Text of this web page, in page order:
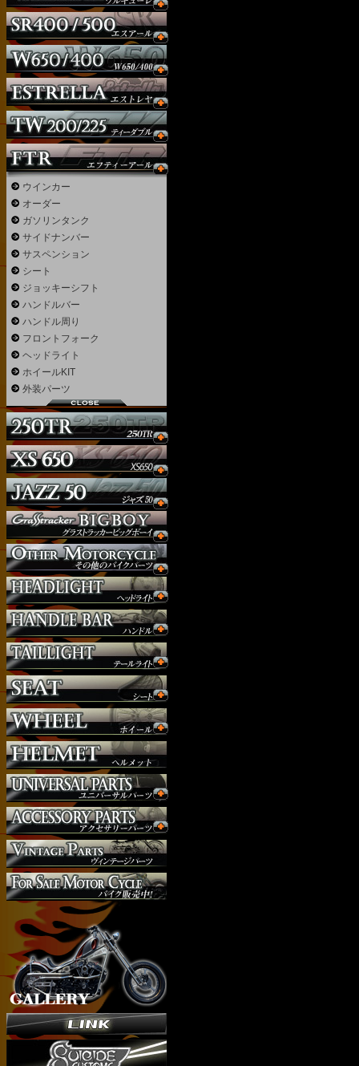
ウインカー
オーダー
ガソリンタンク
サイドナンバー
サスペンション
シート
ジョッキーシフト
ハンドルバー
ハンドル周り
フロントフォーク
ヘッドライト
ホイールKIT
外装パーツ
ウインカー
オーダー
ガソリンタンク
サイドナンバー
サスペンション
シート
ジョッキーシフト
ハンドルバー
ハンドル周り
ヘッドライト
マフラー
外装パーツ